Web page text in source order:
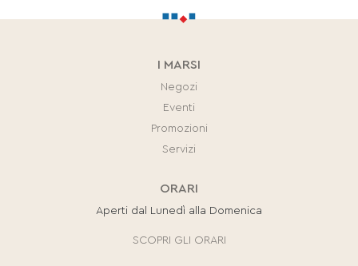
I MARSI
Negozi
Eventi
Promozioni
Servizi
ORARI
Aperti dal Lunedì alla Domenica
SCOPRI GLI ORARI